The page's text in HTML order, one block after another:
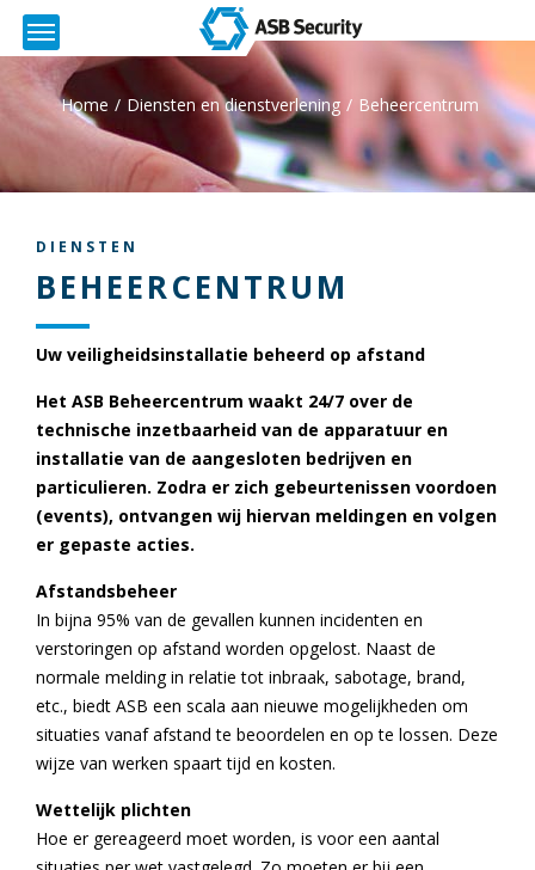
Home Diensten en dienstverlening Beheercentrum
DIENSTEN
BEHEERCENTRUM
Uw veiligheidsinstallatie beheerd op afstand
Het ASB Beheercentrum waakt 24/7 over de
technische inzetbaarheid van de apparatuur en
installatie van de aangesloten bedrijven en
particulieren. Zodra er zich gebeurtenissen voordoen
(events), ontvangen wij hiervan meldingen en volgen
er gepaste acties.
Afstandsbeheer
In bijna 95% van de gevallen kunnen incidenten en
verstoringen op afstand worden opgelost. Naast de
normale melding in relatie tot inbraak, sabotage, brand,
etc., biedt ASB een scala aan nieuwe mogelijkheden om
situaties vanaf afstand te beoordelen en op te lossen. Deze
wijze van werken spaart tijd en kosten.
Wettelijk plichten
Hoe er gereageerd moet worden, is voor een aantal